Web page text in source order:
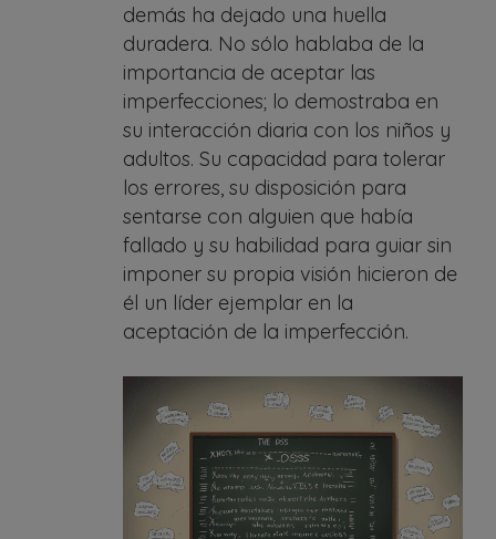
demás ha dejado una huella
duradera. No sólo hablaba de la
importancia de aceptar las
imperfecciones; lo demostraba en
su interacción diaria con los niños y
adultos. Su capacidad para tolerar
los errores, su disposición para
sentarse con alguien que había
fallado y su habilidad para guiar sin
imponer su propia visión hicieron de
él un líder ejemplar en la
aceptación de la imperfección.